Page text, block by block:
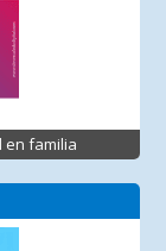
en familia